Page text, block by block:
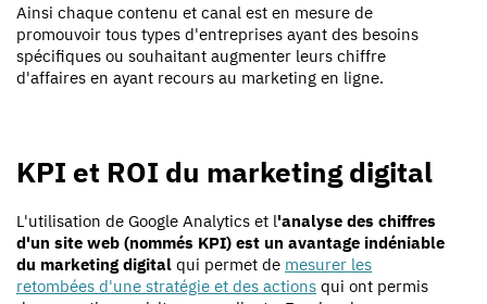
Ainsi chaque contenu et canal est en mesure de
promouvoir tous types d'entreprises ayant des besoins
spécifiques ou souhaitant augmenter leurs chiffre
d'affaires en ayant recours au marketing en ligne.
KPI et ROI du marketing digital
L'utilisation de Google Analytics et l'analyse des chiffres
d'un site web (nommés KPI) est un avantage indéniable
du marketing digital qui permet de mesurer les
retombées d'une stratégie et des actions qui ont permis